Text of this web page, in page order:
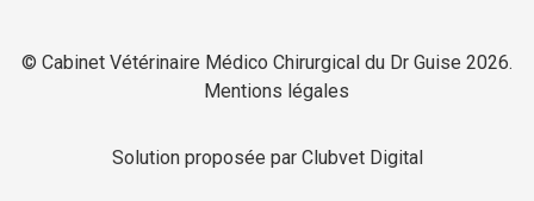
© Cabinet Vétérinaire Médico Chirurgical du Dr Guise 2026.
Mentions légales
Solution proposée par Clubvet Digital